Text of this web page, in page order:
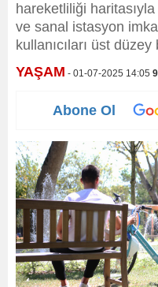
hareketliliği
ve sanal istasyon
kullanıcıları üst
YAŞAM - 01-07-2025 14:05
Abone Ol